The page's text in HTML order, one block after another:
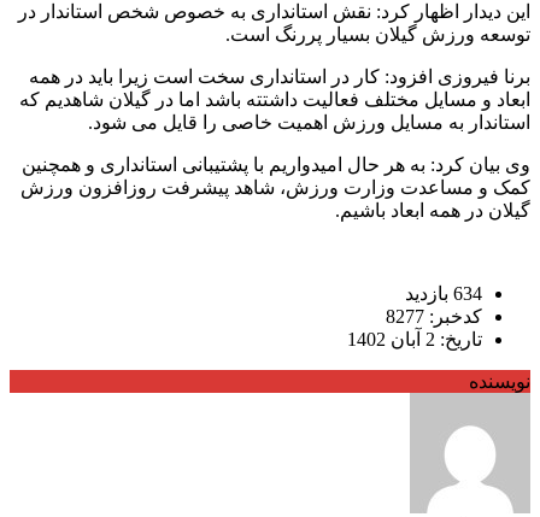
این دیدار اظهار کرد: نقش استانداری به خصوص شخص استاندار در
توسعه ورزش گیلان بسیار پررنگ است.
برنا فیروزی افزود: کار در استانداری سخت است زیرا باید در همه
ابعاد و مسایل مختلف فعالیت داشتته باشد اما در گیلان شاهدیم که
استاندار به مسایل ورزش اهمیت خاصی را قایل می شود.
وی بیان کرد: به هر حال امیدواریم با پشتیبانی استانداری و همچنین
کمک و مساعدت وزارت ورزش، شاهد پیشرفت روزافزون ورزش
گیلان در همه ابعاد باشیم.
634 بازدید
کدخبر: 8277
تاریخ: 2 آبان 1402
نویسنده